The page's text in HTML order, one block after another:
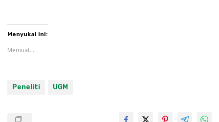
Menyukai ini:
Memuat...
Peneliti UGM